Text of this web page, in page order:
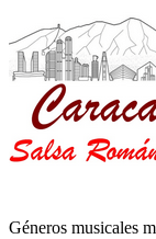
Géneros musicales